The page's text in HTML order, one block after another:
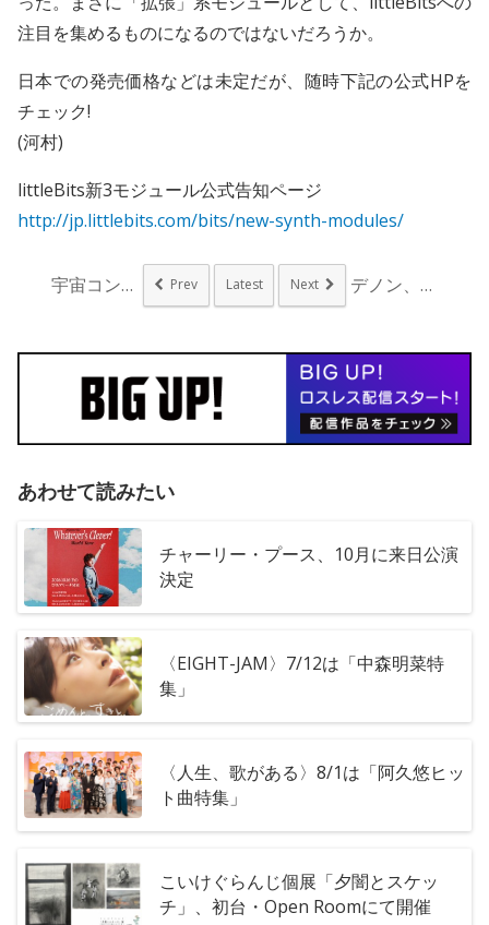
注目を集めるものになるのではないだろうか。
日本での発売価格などは未定だが、随時下記の公式HPを
チェック!
(河村)
littleBits新3モジュール公式告知ページ
http://jp.littlebits.com/bits/new-synth-modules/
宇宙コンビニ、さらに... Prev Latest Next デノン、DSDネッ...
あわせて読みたい
チャーリー・プース、10月に来日公演
決定
〈EIGHT-JAM〉7/12は「中森明菜特
集」
〈人生、歌がある〉8/1は「阿久悠ヒッ
ト曲特集」
こいけぐらんじ個展「夕闇とスケッ
チ」、初台・Open Roomにて開催